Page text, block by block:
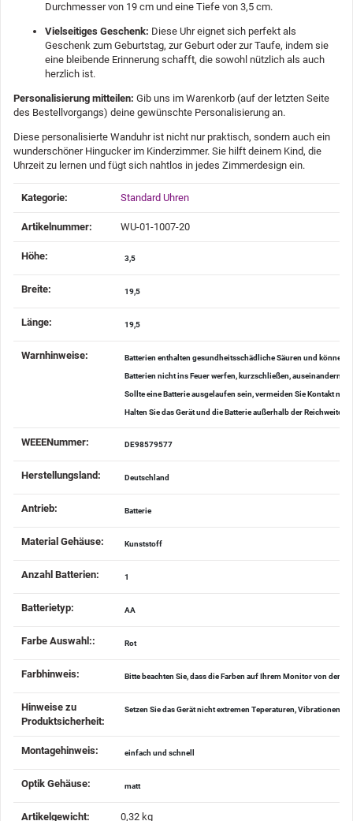
Durchmesser von 19 cm und eine Tiefe von 3,5 cm.
Vielseitiges Geschenk: Diese Uhr eignet sich perfekt als
Geschenk zum Geburtstag, zur Geburt oder zur Taufe, indem sie
eine bleibende Erinnerung schafft, die sowohl nützlich als auch
herzlich ist.
Personalisierung mitteilen: Gib uns im Warenkorb (auf der letzten Seite
des Bestellvorgangs) deine gewünschte Personalisierung an.
Diese personalisierte Wanduhr ist nicht nur praktisch, sondern auch ein
wunderschöner Hingucker im Kinderzimmer. Sie hilft deinem Kind, die
Uhrzeit zu lernen und fügt sich nahtlos in jedes Zimmerdesign ein.
Produkteigenschaft
Wert
Kategorie: Standard Uhren
Artikelnummer: WU-01-1007-20
Höhe‍: 3,5
Breite‍: 19,5
Länge‍: 19,5
Warnhinweise‍: Batterien enthalten gesundheitsschädliche Säuren und können
Batterien nicht ins Feuer werfen, kurzschließen,
Sollte eine Batterie ausgelaufen sein, vermeiden Sie Kontakt
Halten Sie das Gerät und die Batterie außerhalb der Reichweite
WEEENummer‍: DE98579577
Herstellungsland‍: Deutschland
Antrieb‍: Batterie
Material Gehäuse‍: Kunststoff
Anzahl Batterien‍: 1
Batterietyp‍: AA
Farbe Auswahl:‍: Rot
Farbhinweis‍: Bitte beachten Sie, dass die Farben auf Ihrem Monitor von den
Hinweise zu
Produktsicherheit‍:
Setzen Sie das Gerät nicht extremen Teperaturen, Vibrationen
Montagehinweis‍: einfach und schnell
Optik Gehäuse‍: matt
Artikelgewicht‍: 0,32 kg